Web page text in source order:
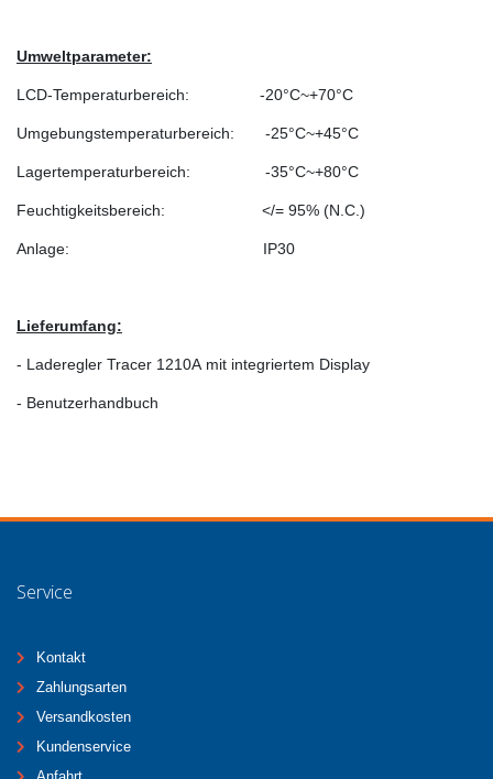
Umweltparameter:
LCD-Temperaturbereich: -20°C~+70°C
Umgebungstemperaturbereich: -25°C~+45°C
Lagertemperaturbereich: -35°C~+80°C
Feuchtigkeitsbereich: </= 95% (N.C.)
Anlage: IP30
Lieferumfang:
- Laderegler Tracer 1210A mit integriertem Display
- Benutzerhandbuch
Service
Kontakt
Zahlungsarten
Versandkosten
Kundenservice